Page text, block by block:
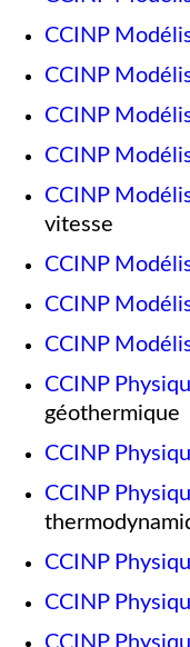
CCINP
CCINP
CCINP
CCINP
CCINP
vitesse
CCINP
CCINP
CCINP
CCINP
géothermique
CCINP
CCINP
CCINP
CCINP
CCINP